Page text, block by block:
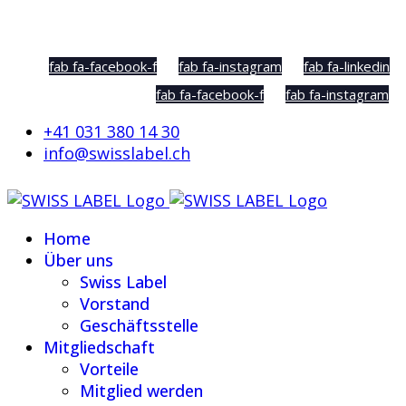
fab fa-facebook-f fab fa-instagram
fab fa-linkedin
fab fa-facebook-f
fab fa-instagram
+41 031 380 14 30
info@swisslabel.ch
Home
Über uns
Swiss Label
Vorstand
Geschäftsstelle
Mitgliedschaft
Vorteile
Mitglied werden